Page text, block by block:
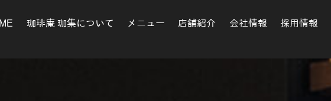
珈琲庵 珈集について メニュー 店舗紹介 会社情報 採用情報